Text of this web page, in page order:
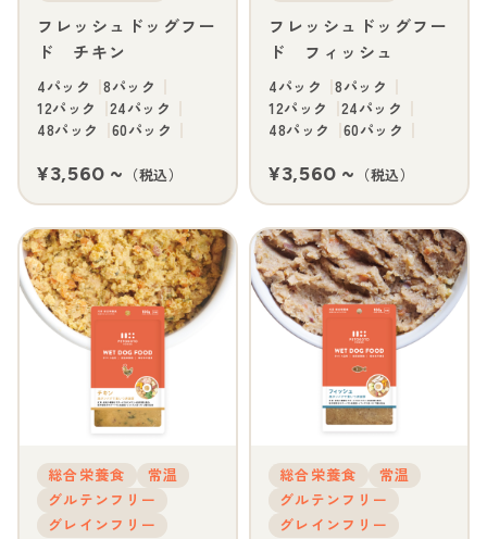
フレッシュドッグフー
ド チキン
4パック
8パック
12パック
24パック
48パック
60パック
¥3,560 ~ （税込）
フレッシュドッグフー
ド フィッシュ
4パック
8パック
12パック
24パック
48パック
60パック
¥3,560 ~ （税込）
総合栄養食
常温
グルテンフリー
グレインフリー
総合栄養食
常温
グルテンフリー
グレインフリー